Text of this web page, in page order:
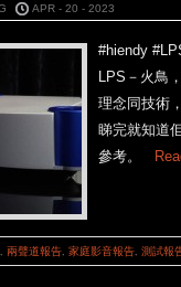
APR - 20 - 2023
#hiendy
LPS－火鳥
理念同技術
睇完就知道
參考。
, 兩聲道報告, 家庭影音報告, 測試報